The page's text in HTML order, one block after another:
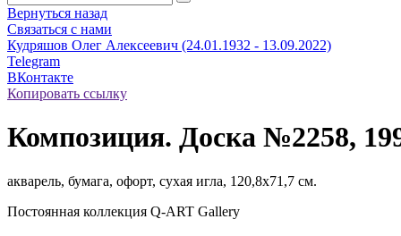
Вернуться назад
Связаться с нами
Кудряшов Олег Алексеевич (24.01.1932 - 13.09.2022)
Telegram
ВКонтакте
Копировать ссылку
Композиция. Доска №2258,
акварель, бумага, офорт, сухая игла, 120,8х71,7 см.
Постоянная коллекция Q-ART Gallery